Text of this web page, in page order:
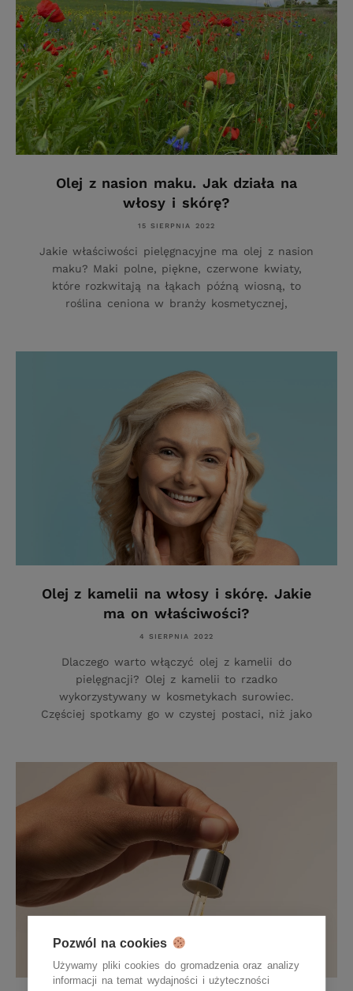
Olej z nasion maku. Jak działa na
włosy i skórę?
15 SIERPNIA 2022
Jakie właściwości pielęgnacyjne ma olej z nasion
maku? Maki polne, piękne, czerwone kwiaty,
które rozkwitają na łąkach późną wiosną, to
roślina ceniona w branży kosmetycznej,
Olej z kamelii na włosy i skórę. Jakie
ma on właściwości?
4 SIERPNIA 2022
Dlaczego warto włączyć olej z kamelii do
pielęgnacji? Olej z kamelii to rzadko
wykorzystywany w kosmetykach surowiec.
Częściej spotkamy go w czystej postaci, niż jako
Pozwól na cookies
Używamy pliki cookies do gromadzenia oraz analizy
informacji na temat wydajności i użyteczności